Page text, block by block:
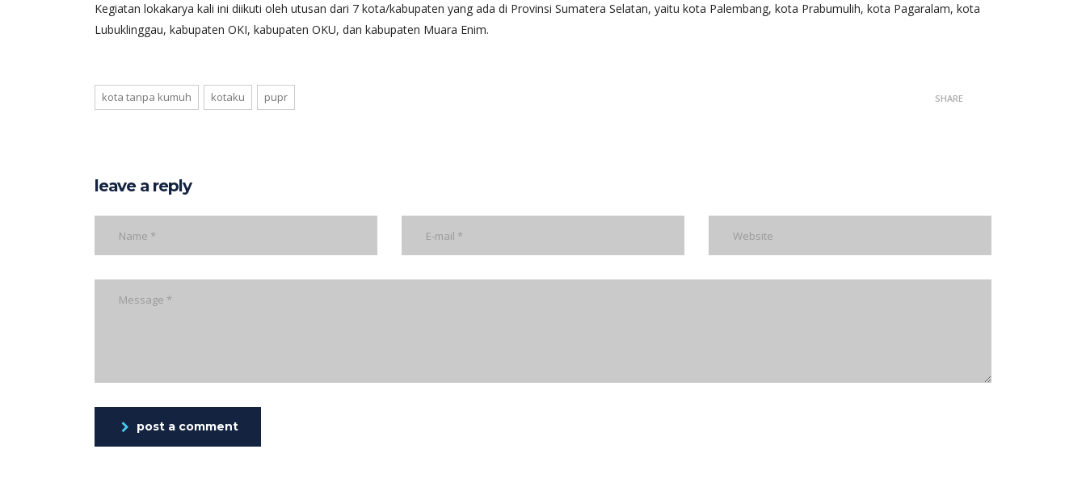
Kegiatan lokakarya kali ini diikuti oleh utusan dari 7 kota/kabupaten yang ada di Provinsi Sumatera Selatan, yaitu kota Palembang, kota Prabumulih, kota Pagaralam, kota
Lubuklinggau, kabupaten OKI, kabupaten OKU, dan kabupaten Muara Enim.
kota tanpa kumuh kotaku pupr SHARE
leave a reply
post a comment